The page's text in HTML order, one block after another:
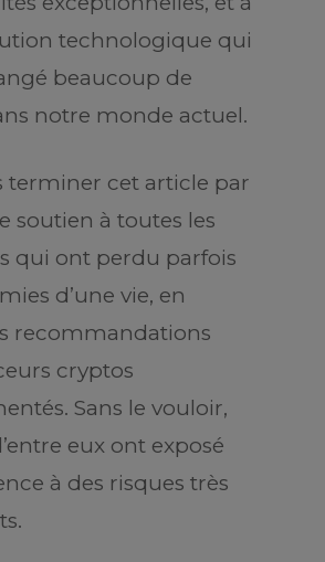
technologique qui
beaucoup de
notre monde actuel.
terminer cet article par
soutien à toutes les
qui ont perdu parfois
d’une vie, en
recommandations
cryptos
Sans le vouloir,
eux ont exposé
à des risques très